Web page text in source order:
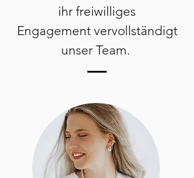
ihr freiwilliges
Engagement vervollständigt
unser Team.